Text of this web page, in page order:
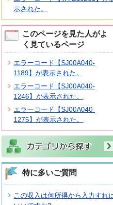
示された。
このページを見た人がよ
く見ているページ
エラーコード【SJ00A040-
1189】が表示された。
エラーコード【SJ00A040-
1246】が表示された。
エラーコード【SJ00A040-
1275】が表示された。
特に多いご質問
この収入は何所得から入力すれ